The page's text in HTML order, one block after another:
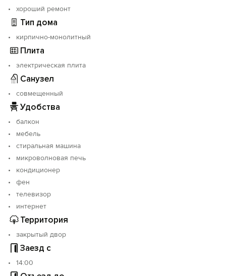
хороший ремонт
Тип дома
кирпично-монолитный
Плита
электрическая плита
Санузел
совмещенный
Удобства
балкон
мебель
стиральная машина
микроволновая печь
кондиционер
фен
телевизор
интернет
Территория
закрытый двор
Заезд с
14:00